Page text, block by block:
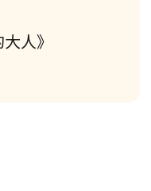
人》